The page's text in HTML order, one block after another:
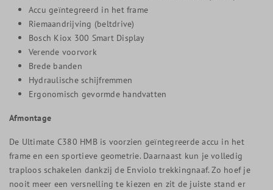
Accu geïntegreerd in het frame
Riemaandrijving (beltdrive)
Bosch Kiox 300 Smart Display
Verende voorvork
Brede banden
Hydraulische schijfremmen
Ergonomisch gevormde handvatten
Afmontage
De Ultimate C380 HMB is voorzien geïntegreerde accu in het
frame en een sportieve geometrie. Daarnaast kun je volledig
traploos schakelen dankzij de Enviolo trekkingnaaf. Zo hoef je
nooit meer een versnelling te kiezen en zit de juiste stand er